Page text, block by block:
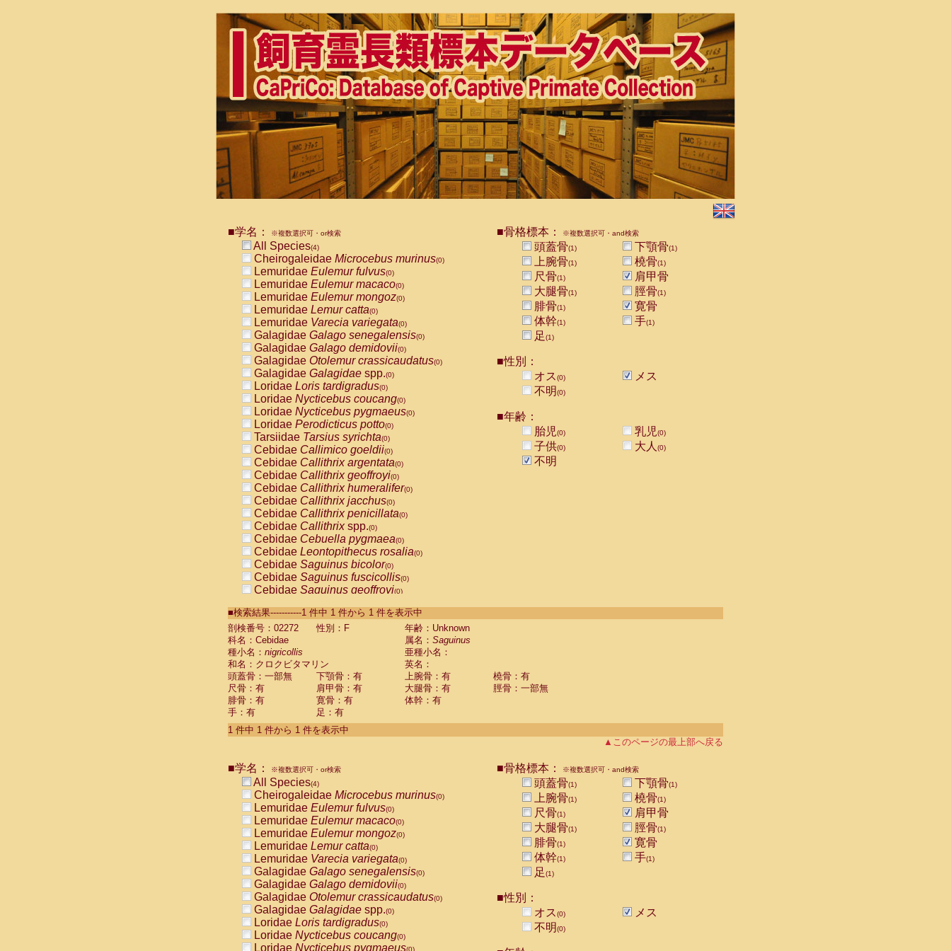
■学名： ※複数選択可・or検索
All Species(4)
Cheirogaleidae Microcebus murinus(0)
Lemuridae Eulemur fulvus(0)
Lemuridae Eulemur macaco(0)
Lemuridae Eulemur mongoz(0)
Lemuridae Lemur catta(0)
Lemuridae Varecia variegata(0)
Galagidae Galago senegalensis(0)
Galagidae Galago demidovii(0)
Galagidae Otolemur crassicaudatus(0)
Galagidae Galagidae spp.(0)
Loridae Loris tardigradus(0)
Loridae Nycticebus coucang(0)
Loridae Nycticebus pygmaeus(0)
Loridae Perodicticus potto(0)
Tarsiidae Tarsius syrichta(0)
Cebidae Callimico goeldii(0)
Cebidae Callithrix argentata(0)
Cebidae Callithrix geoffroyi(0)
Cebidae Callithrix humeralifer(0)
Cebidae Callithrix jacchus(0)
Cebidae Callithrix penicillata(0)
Cebidae Callithrixspp.(0)
Cebidae Cebuella pygmaea(0)
Cebidae Leontopithecus rosalia(0)
Cebidae Saguinus bicolor(0)
Cebidae Saguinus fuscicollis(0)
Cebidae Saguinus geoffroyi(0)
CebidaeSaguinus labiatus(0)
Cebidae Saguinus leucopus (0)
Cebidae
CebidaeSaguinus mystax
CebidaeSaguinus nigricollis (1)
Cebidae Saguinus oedipus
Cebidae Saguinus weddelli
Cebidae Saguinusspp.
Cebidae Aotus trivirgatus
Cebidae Cebus albifrons
CebidaeCebus nigrivittatus
CebidaeCebus
CebidaeSaimiri boliviensis(0)
CebidaeSaimiri sciureus(0)
AtelidaeAlouatta caraya(0)
AtelidaeAlouatta fusca(0)
AtelidaeAlouatta seniculus
AtelidaeAlouattaspp.(0)
AtelidaeAteles belzebuth(0)
AtelidaeAteles geoffroyi(0)
AtelidaeAteles paniscus(0)
AtelidaeAtelesspp.(0)
Atelidae Lagothrix lagothricha
AtelidaeLagothrix lagothricha cana
PitheciidaeCacajao calvus rubicundus
■骨格標本： ※複数選択可・and検索
頭蓋骨(1) 下顎骨(1)
上腕骨(1) 橈骨(1)
尺骨(1)
肩甲骨
大腿骨(1) 脛骨(1)
腓骨(1)
寛骨
体幹(1) 手(1)
足(1)
■性別：
オス(0)
メス
不明(0)
■年齢：
胎児(0) 乳児(0)
子供(0) 大人 (0)
不明
■検索結果-----------1 件中 1 件から 1 件を表示中
剖検番号：02272
性別：F
年齢：Unknown
科名：Cebidae
属名： Saguinus
種小名： nigricollis
亜種小名：
和名：クロクビタマリン
英名：
頭蓋骨：一部無
下顎骨：有 上腕骨：有
橈骨：有
尺骨：有
肩甲骨：有 大腿骨：有
脛骨：一部無
腓骨：有
寛骨：有
体幹：有
手：有
足：有
1 件中 1 件から 1 件を表示中
▲このページの最上部へ戻る
■学名： ※複数選択可・or検索
All Species(4)
Cheirogaleidae Microcebus murinus(0)
Lemuridae Eulemur fulvus(0)
Lemuridae Eulemur macaco(0)
Lemuridae Eulemur mongoz(0)
Lemuridae Lemur catta(0)
Lemuridae Varecia variegata(0)
Galagidae Galago senegalensis(0)
Galagidae Galago demidovii(0)
Galagidae Otolemur crassicaudatus(0)
Galagidae Galagidae spp.(0)
Loridae Loris tardigradus(0)
Loridae Nycticebus coucang(0)
Loridae Nycticebus pygmaeus(0)
■骨格標本： ※複数選択可・and検索
頭蓋骨(1) 下顎骨(1)
上腕骨(1) 橈骨(1)
尺骨(1)
肩甲骨
大腿骨(1) 脛骨(1)
腓骨(1)
寛骨
体幹(1) 手(1)
足(1)
■性別：
オス(0)
メス
不明(0)